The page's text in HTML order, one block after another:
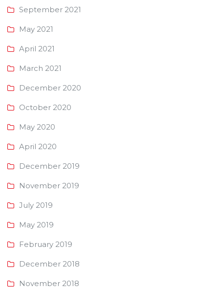
September 2021
May 2021
April 2021
March 2021
December 2020
October 2020
May 2020
April 2020
December 2019
November 2019
July 2019
May 2019
February 2019
December 2018
November 2018